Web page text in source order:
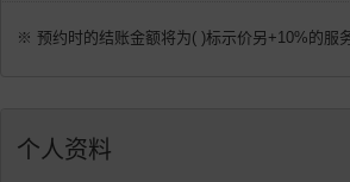
※ 预约时的结账金额将为( )标示价另+10%的服
个人资料